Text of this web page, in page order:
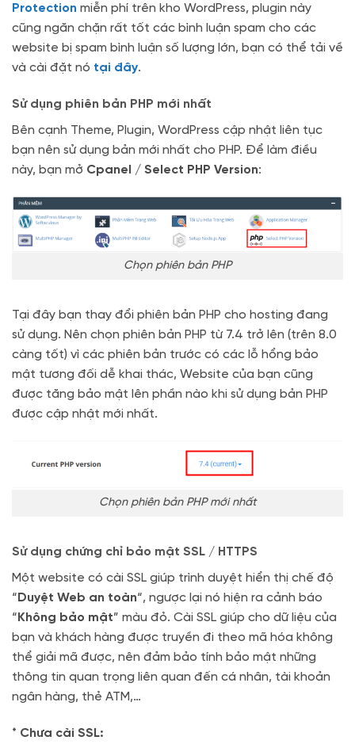
Protection miễn phí trên kho WordPress, plugin này
cũng ngăn chặn rất tốt các bình luận spam cho các
website bị spam bình luận số lượng lớn, bạn có thể tải về
và cài đặt nó tại đây.
Sử dụng phiên bản PHP mới nhất
Bên cạnh Theme, Plugin, WordPress cập nhật liên tục
bạn nên sử dụng bản mới nhất cho PHP. Để làm điều
này, bạn mở Cpanel / Select PHP Version:
Chọn phiên bản PHP
Tại đây bạn thay đổi phiên bản PHP cho hosting đang
sử dụng. Nên chọn phiên bản PHP từ 7.4 trở lên (trên 8.0
càng tốt) vì các phiên bản trước có các lỗ hổng bảo
mật tương đối dễ khai thác, Website của bạn cũng
được tăng bảo mật lên phần nào khi sử dụng bản PHP
được cập nhật mới nhất.
Chọn phiên bản PHP mới nhất
Sử dụng chứng chỉ bảo mật SSL / HTTPS
Một website có cài SSL giúp trình duyệt hiển thị chế độ
“ Duyệt Web an toàn“, ngược lại nó hiện ra cảnh báo
“ Không bảo mật” màu đỏ. Cài SSL giúp cho dữ liệu của
bạn và khách hàng được truyền đi theo mã hóa không
thể giải mã được, nên đảm bảo tính bảo mật những
thông tin quan trọng liên quan đến cá nhân, tài khoản
ngân hàng, thẻ ATM,…
* Chưa cài SSL: